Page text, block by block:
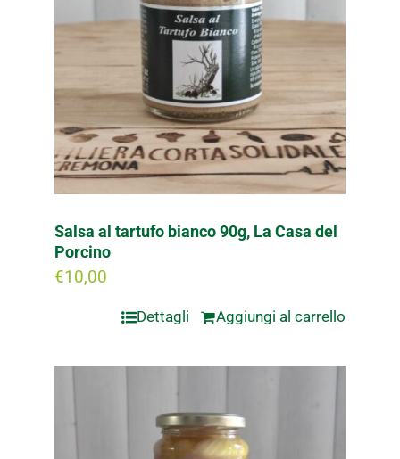
Salsa al tartufo bianco 90g, La Casa del
Porcino
€10,00
Aggiungi al carrello
Dettagli